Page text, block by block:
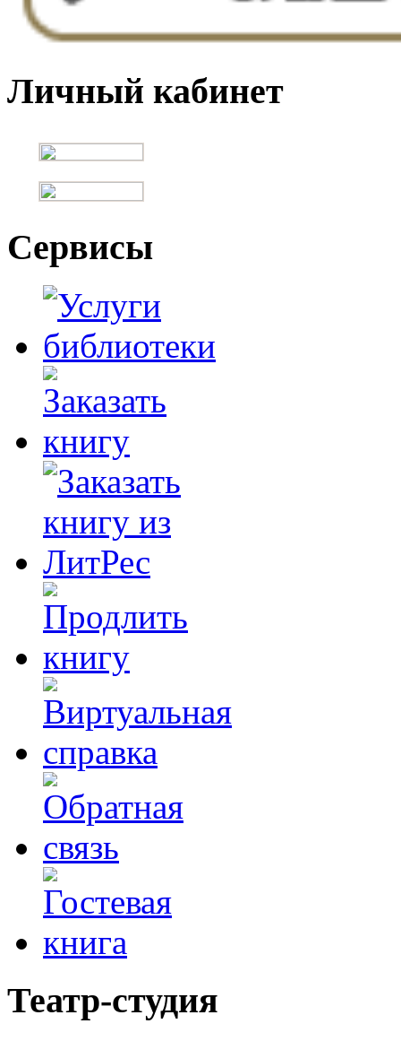
Личный кабинет
Сервисы
Театр-студия